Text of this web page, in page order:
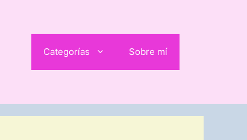
Categorías Sobre mí